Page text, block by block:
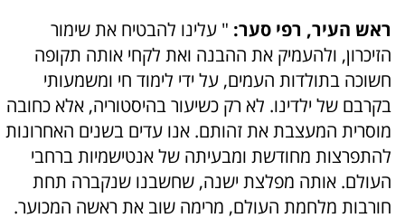
ראש העיר, רפי סער: " עלינו להבטיח את שימור
הזיכרון, ולהעמיק את ההבנה ואת לקחי אותה תקופה
חשוכה בתולדות העמים, על ידי לימוד חי ומשמעותי
בקרבם של ילדינו. לא רק כשיעור בהיסטוריה, אלא כחובה
מוסרית המעצבת את זהותם. אנו עדים בשנים האחרונות
להתפרצות מחודשת ומבעיתה של אנטישמיות ברחבי
העולם. אותה מפלצת ישנה, שחשבנו שנקברה תחת
חורבות מלחמת העולם, מרימה שוב את ראשה המכוער.